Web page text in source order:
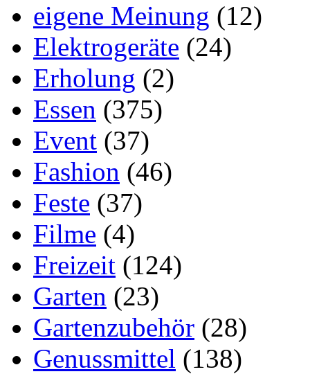
eigene Meinung (12)
Elektrogeräte (24)
Erholung (2)
Essen (375)
Event (37)
Fashion (46)
Feste (37)
Filme (4)
Freizeit (124)
Garten (23)
Gartenzubehör (28)
Genussmittel (138)